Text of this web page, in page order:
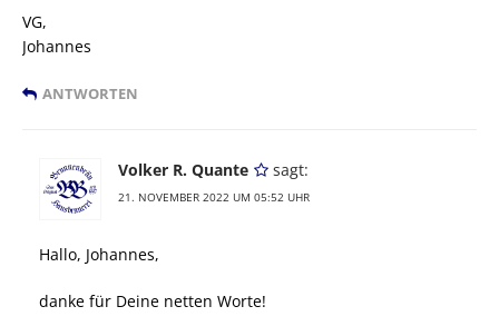
VG,
Johannes
ANTWORTEN
Volker R. Quante sagt:
21. NOVEMBER 2022 UM 05:52 UHR
Hallo, Johannes,
danke für Deine netten Worte!